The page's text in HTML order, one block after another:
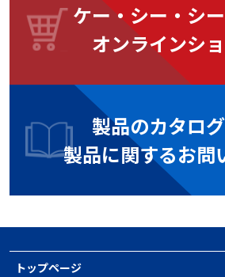
ケー・シー・シ
オンラインシ
製品のカタロ
製品に関するお問
トップページ